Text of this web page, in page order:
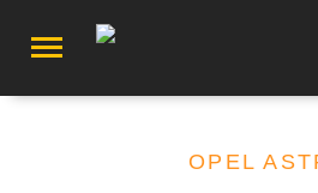
OPEL